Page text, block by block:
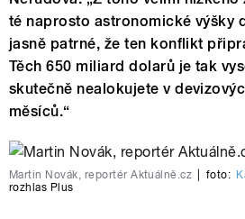
té naprosto astronomické výšky
jasně patrné, že ten konflikt
Těch 650 miliard dolarů je tak
skutečně nealokujete v
měsíců.“
Martin Novák, reportér Aktuálně.cz foto:
rozhlas Plus